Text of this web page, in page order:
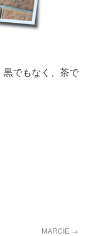
茶で
MARCIE →